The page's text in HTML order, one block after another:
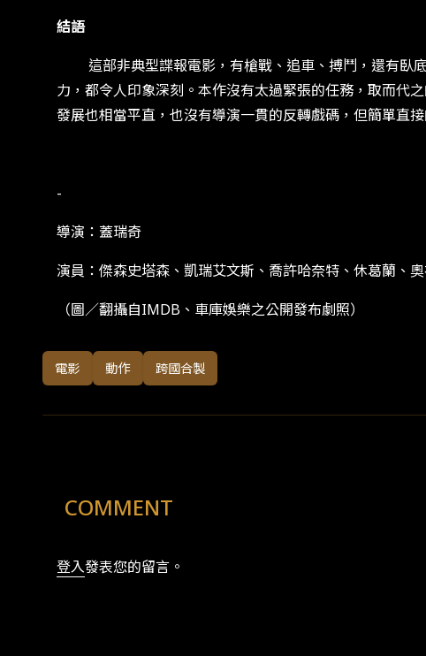
結語
這部非典型諜報電影，有槍戰、追車、搏鬥，還有臥底
力，都令人印象深刻。本作沒有太過緊張的任務，取而代
發展也相當平直，也沒有導演一貫的反轉戲碼，但簡單直
-
導演：蓋瑞奇
演員：傑森史塔森、凱瑞艾文斯、喬許哈奈特、休葛蘭、
（圖／翻攝自IMDB、車庫娛樂之公開發布劇照）
電影 動作 跨國合製
COMMENT
登入發表您的留言。